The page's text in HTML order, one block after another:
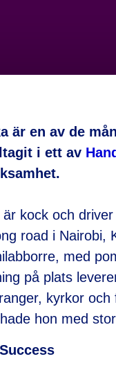
är en av de
i ett av
kock och
road i
med
på plats
kyrkor
hon med